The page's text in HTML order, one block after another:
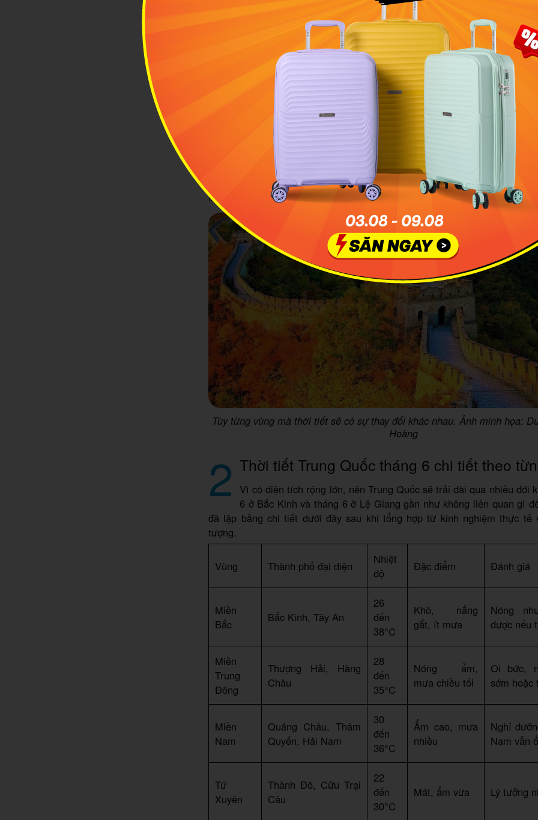
Trung Quốc tháng 6 được đánh giá là thời điểm có thời tiết đẹp nhất ở
minh họa: Traveloka
Nếu muốn khám phá thiên nhiên như Cửu Trại Câu, Trương Gia Giới,
tháng 6 gần như là lý tưởng.
Nếu muốn đến Bắc Kinh hay Tây An thì cần chuẩn bị cho trời nóng 34 đến
Nếu muốn Thượng Hải hay Hàng Châu thì chấp nhận thêm độ ẩm cao và
Còn nếu muốn một chuyến đi nhẹ nhàng, mát mẻ thì Tây Tạng hay Tân
là câu trả lời hoàn hảo.
Tùy từng vùng mà thời tiết sẽ có sự thay đổi khác nhau. Ảnh minh họa:
Hoàng
2 Thời tiết Trung Quốc tháng 6 chi tiết theo
Vì có diện tích rộng lớn, nên Trung Quốc sẽ trải dài qua nhiều đới
6 ở Bắc Kinh và tháng 6 ở Lệ Giang gần như không liên quan gì
đã lập bảng chi tiết dưới đây sau khi tổng hợp từ kinh nghiệm thực tế
tượng.
Vùng Thành phố đại diện
Nhiệt
độ
Đặc điểm Đánh giá
Miền
Bắc
Bắc Kinh, Tây An
26
đến
38°C
Khô, nắng
gắt, ít mưa
Nóng
được nếu
Miền
Trung
Đông
Thượng Hải, Hàng
Châu
28
đến
35°C
Nóng ẩm,
mưa chiều tối
Oi bức,
sớm hoặc
Miền
Nam
Quảng Châu, Thâm
Quyến, Hải Nam
30
đến
36°C
Ẩm cao, mưa
nhiều
Nghỉ
Nam vẫn
Tứ
Xuyên
Thành Đô, Cửu Trại
Câu
22
đến
30°C
Mát, ẩm vừa Lý tưởng